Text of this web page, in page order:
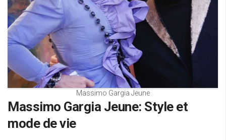
Massimo Gargia Jeune
Massimo Gargia Jeune: Style et
mode de vie